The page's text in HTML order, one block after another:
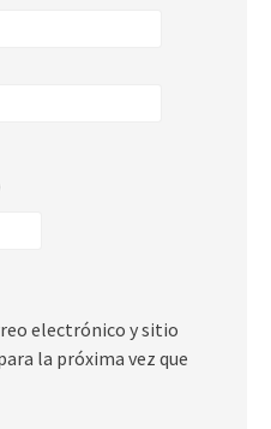
electrónico y sitio
la próxima vez que